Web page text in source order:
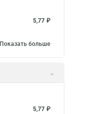
5,77 ₽
Показать больше
5,77 ₽